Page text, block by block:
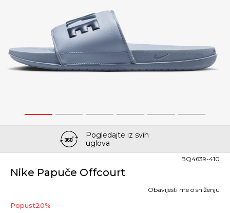
1 2 3 4 5 6
Pogledajte iz svih
uglova
Nike Papuče Offcourt
BQ4639-410
Popust20%
Obavijesti me o sniženju